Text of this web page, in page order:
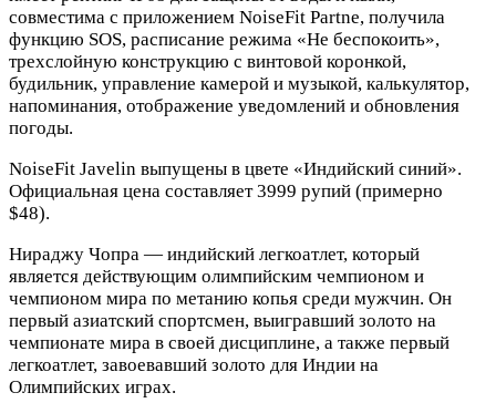
совместима с приложением NoiseFit Partne, получила
функцию SOS, расписание режима «Не беспокоить»,
трехслойную конструкцию с винтовой коронкой,
будильник, управление камерой и музыкой, калькулятор,
напоминания, отображение уведомлений и обновления
погоды.
NoiseFit Javelin выпущены в цвете «Индийский синий».
Официальная цена составляет 3999 рупий (примерно
$48).
Нираджу Чопра — индийский легкоатлет, который
является действующим олимпийским чемпионом и
чемпионом мира по метанию копья среди мужчин. Он
первый азиатский спортсмен, выигравший золото на
чемпионате мира в своей дисциплине, а также первый
легкоатлет, завоевавший золото для Индии на
Олимпийских играх.